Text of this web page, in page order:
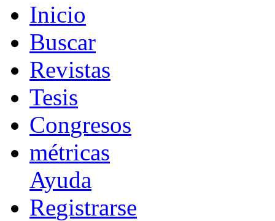
Inicio
Buscar
Revistas
Tesis
Congresos
métricas
Ayuda
Registrarse